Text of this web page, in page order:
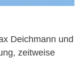
Deichmann und
zeitweise